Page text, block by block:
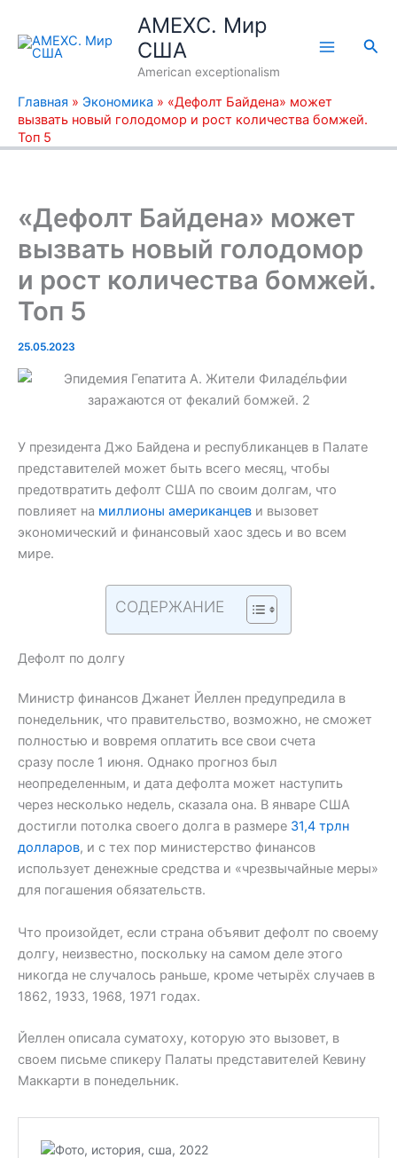
содержимому
AMEXC. Мир
США
American exceptionalism
Главная » Экономика » «Дефолт Байдена» может
вызвать новый голодомор и рост количества бомжей.
Топ 5
«Дефолт Байдена» может
вызвать новый голодомор
и рост количества бомжей.
Топ 5
25.05.2023
У президента Джо Байдена и республиканцев в Палате
представителей может быть всего месяц, чтобы
предотвратить дефолт США по своим долгам, что
повлияет на миллионы американцев и вызовет
экономический и финансовый хаос здесь и во всем
мире.
СОДЕРЖАНИЕ
Дефолт по долгу
Министр финансов Джанет Йеллен предупредила в
понедельник, что правительство, возможно, не сможет
полностью и вовремя оплатить все свои счета
сразу после 1 июня. Однако прогноз был
неопределенным, и дата дефолта может наступить
через несколько недель, сказала она. В январе США
достигли потолка своего долга в размере 31,4 трлн
долларов, и с тех пор министерство финансов
использует денежные средства и «чрезвычайные меры»
для погашения обязательств.
Что произойдет, если страна объявит дефолт по своему
долгу, неизвестно, поскольку на самом деле этого
никогда не случалось раньше, кроме четырёх случаев в
1862, 1933, 1968, 1971 годах.
Йеллен описала суматоху, которую это вызовет, в
своем письме спикеру Палаты представителей Кевину
Маккарти в понедельник.